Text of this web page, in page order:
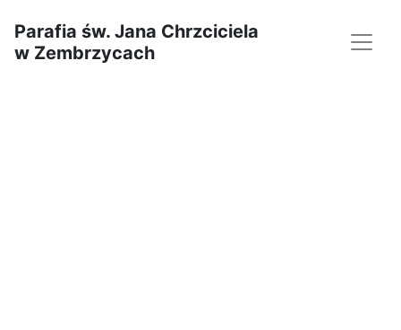
Parafia św. Jana Chrzciciela
w Zembrzycach